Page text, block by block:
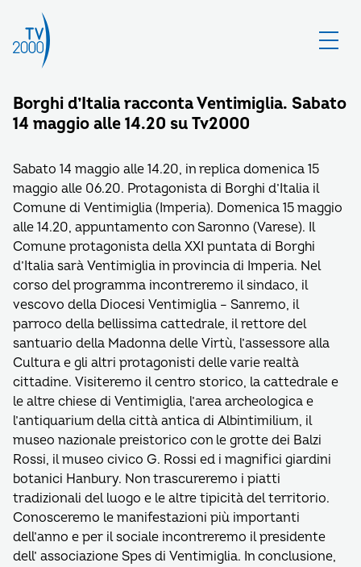
Borghi d’Italia racconta Ventimiglia. Sabato
14 maggio alle 14.20 su Tv2000
Sabato 14 maggio alle 14.20, in replica domenica 15
maggio alle 06.20. Protagonista di Borghi d’Italia il
Comune di Ventimiglia (Imperia). Domenica 15 maggio
alle 14.20, appuntamento con Saronno (Varese). Il
Comune protagonista della XXI puntata di Borghi
d’Italia sarà Ventimiglia in provincia di Imperia. Nel
corso del programma incontreremo il sindaco, il
vescovo della Diocesi Ventimiglia – Sanremo, il
parroco della bellissima cattedrale, il rettore del
santuario della Madonna delle Virtù, l’assessore alla
Cultura e gli altri protagonisti delle varie realtà
cittadine. Visiteremo il centro storico, la cattedrale e
le altre chiese di Ventimiglia, l’area archeologica e
l’antiquarium della città antica di Albintimilium, il
museo nazionale preistorico con le grotte dei Balzi
Rossi, il museo civico G. Rossi ed i magnifici giardini
botanici Hanbury. Non trascureremo i piatti
tradizionali del luogo e le altre tipicità del territorio.
Conosceremo le manifestazioni più importanti
dell’anno e per il sociale incontreremo il presidente
dell’ associazione Spes di Ventimiglia. In conclusione,